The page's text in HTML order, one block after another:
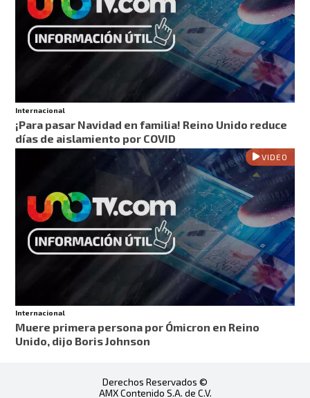
Internacional
¡Para pasar Navidad en familia! Reino Unido reduce
días de aislamiento por COVID
VIDEO
Internacional
Muere primera persona por Ómicron en Reino
Unido, dijo Boris Johnson
Derechos Reservados ©
AMX Contenido S.A. de C.V.